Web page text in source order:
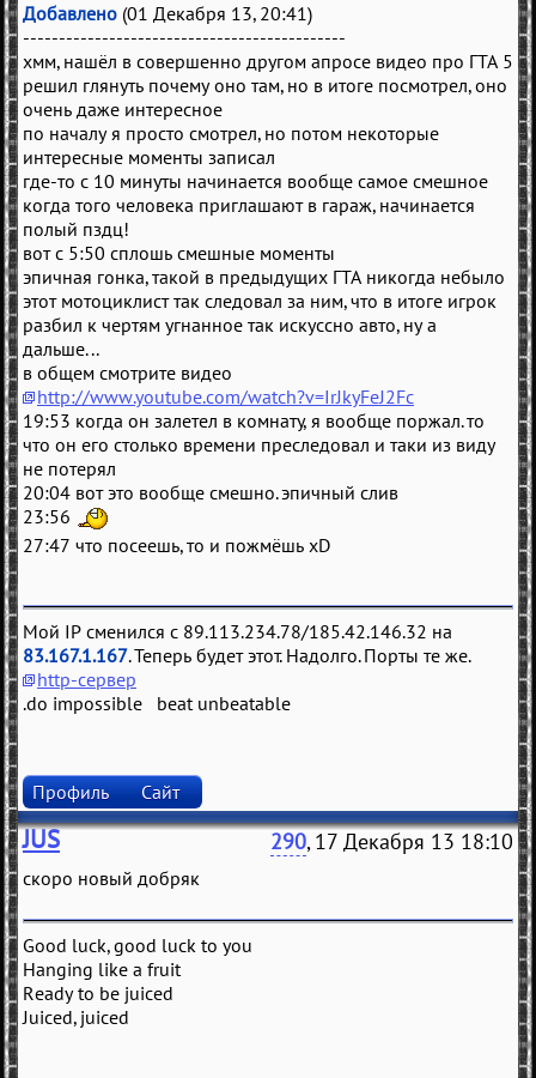
Добавлено (01 Декабря 13, 20:41)
---------------------------------------------
хмм, нашёл в совершенно другом апросе видео про ГТА 5
решил глянуть почему оно там, но в итоге посмотрел, оно
очень даже интересное
по началу я просто смотрел, но потом некоторые
интересные моменты записал
где-то с 10 минуты начинается вообще самое смешное
когда того человека приглашают в гараж, начинается
полый пздц!
вот с 5:50 сплошь смешные моменты
эпичная гонка, такой в предыдущих ГТА никогда небыло
этот мотоциклист так следовал за ним, что в итоге игрок
разбил к чертям угнанное так искуссно авто, ну а
дальше...
в общем смотрите видео
http://www.youtube.com/watch?v=IrJkyFeJ2Fc
19:53 когда он залетел в комнату, я вообще поржал. то
что он его столько времени преследовал и таки из виду
не потерял
20:04 вот это вообще смешно. эпичный слив
23:56
27:47 что посеешь, то и пожмёшь xD
Мой IP сменился с 89.113.234.78/185.42.146.32 на
83.167.1.167. Теперь будет этот. Надолго. Порты те же.
http-сервер
.do impossible beat unbeatable
Профиль Сайт
JUS 290, 17 Декабря 13 18:10
скоро новый добряк
Good luck, good luck to you
Hanging like a fruit
Ready to be juiced
Juiced, juiced